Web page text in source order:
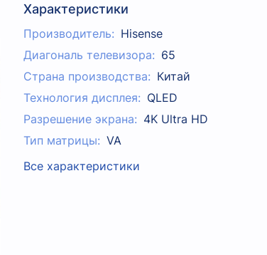
Характеристики
Производитель: Hisense
Диагональ телевизора: 65
Страна производства: Китай
Технология дисплея: QLED
Разрешение экрана: 4K Ultra HD
Тип матрицы: VA
Все характеристики